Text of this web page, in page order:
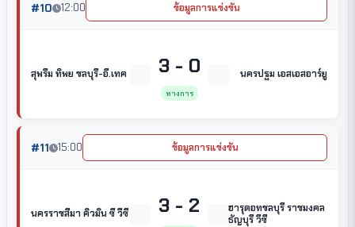
#10 12:00 ข้อมูลการแข่งขัน
สุพรีม ทิพย ชลบุรี-อี.เทค 3 - 0
ทางการ
นครปฐม เอสเอสอาร์ยู
#11 15:00 ข้อมูลการแข่งขัน
นครราชสีมา คิวมิน ซี วีซี 3 - 2
ฮารุดอทชลบุรี ราชมงคล
ธัญบุรี วีซี